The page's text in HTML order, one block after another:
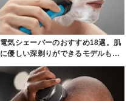
電気シェーバーのおすすめ18選。肌
に優しい深剃りができるモデルも…